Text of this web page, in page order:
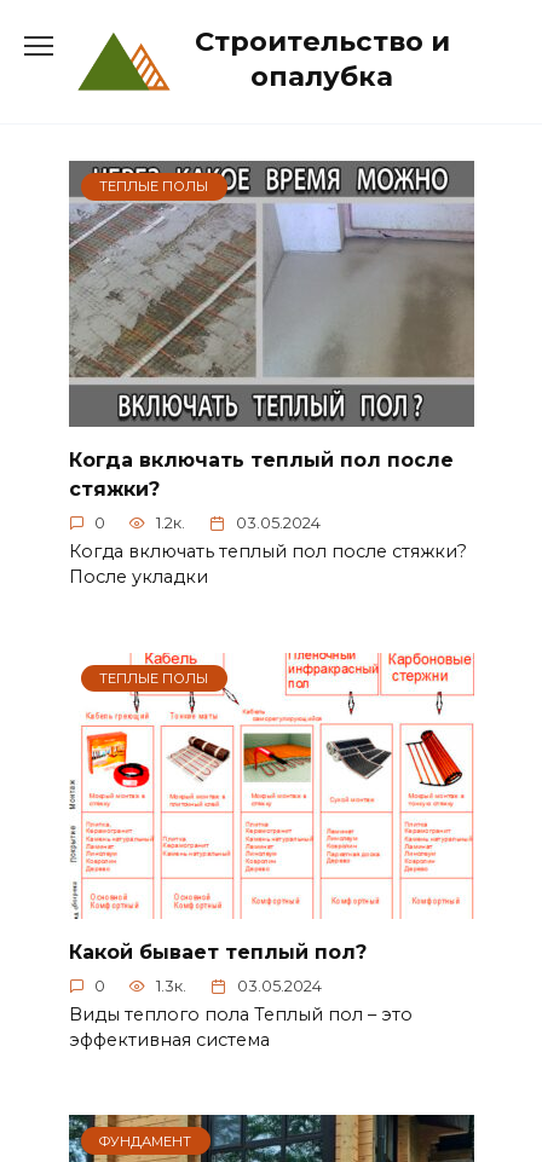
содержанию
Строительство и
опалубка
ТЕПЛЫЕ ПОЛЫ
Когда включать теплый пол после
стяжки?
0 1.2к. 03.05.2024
Когда включать теплый пол после стяжки?
После укладки
ТЕПЛЫЕ ПОЛЫ
Какой бывает теплый пол?
0 1.3к. 03.05.2024
Виды теплого пола Теплый пол – это
эффективная система
ФУНДАМЕНТ